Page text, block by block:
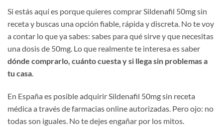
Si estás aquí es porque quieres comprar Sildenafil 50mg sin
receta y buscas una opción fiable, rápida y discreta. No te voy
a contar lo que ya sabes: sabes para qué sirve y que necesitas
una dosis de 50mg. Lo que realmente te interesa es saber
dónde comprarlo, cuánto cuesta y si llega sin problemas a
tu casa.
En España es posible adquirir Sildenafil 50mg sin receta
médica a través de farmacias online autorizadas. Pero ojo: no
todas son iguales. No te dejes engañar por los mitos.